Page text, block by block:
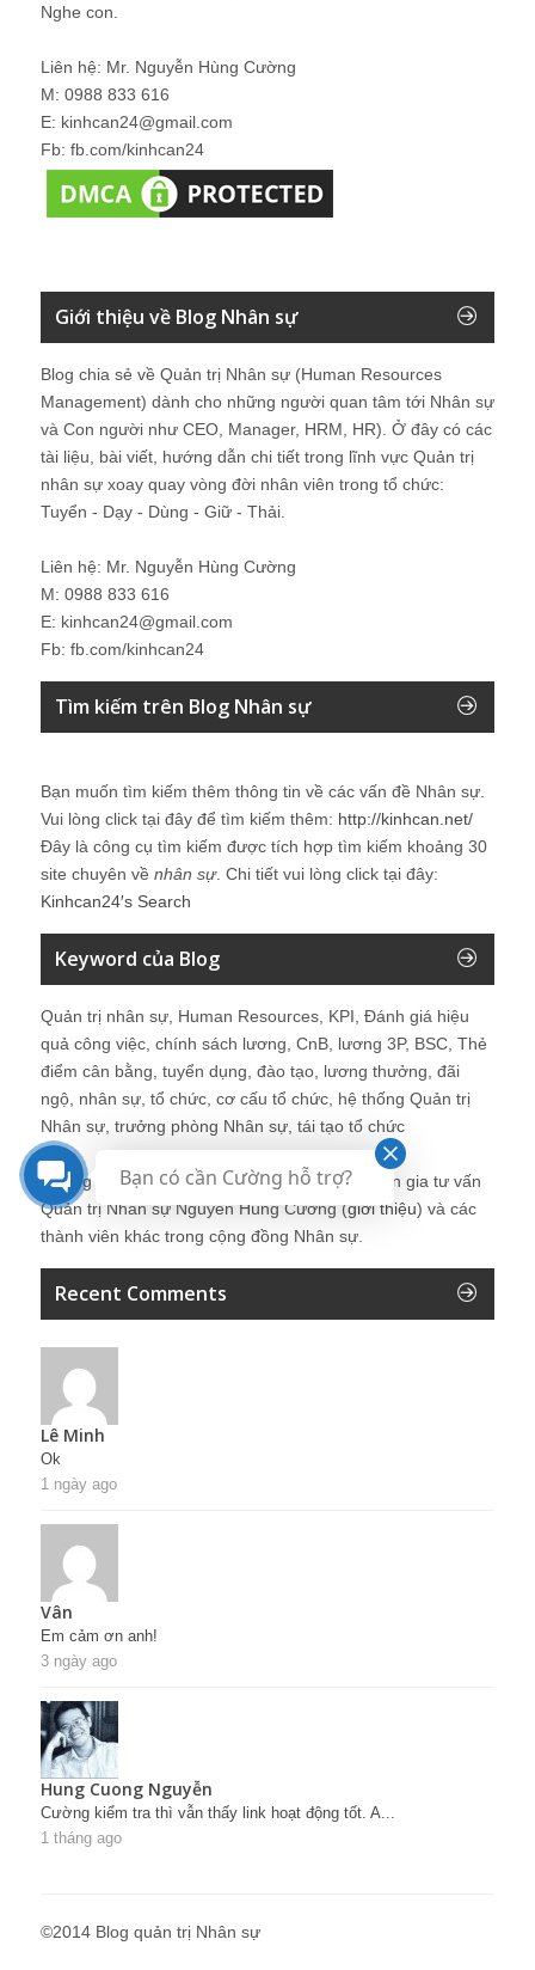
Nghe con.
Liên hệ: Mr. Nguyễn Hùng Cường
M: 0988 833 616
E: kinhcan24@gmail.com
Fb: fb.com/kinhcan24
Giới thiệu về Blog Nhân sự
Blog chia sẻ về Quản trị Nhân sự (Human Resources
Management) dành cho những người quan tâm tới Nhân sự
và Con người như CEO, Manager, HRM, HR). Ở đây có các
tài liệu, bài viết, hướng dẫn chi tiết trong lĩnh vực Quản trị
nhân sự xoay quay vòng đời nhân viên trong tổ chức:
Tuyển - Dạy - Dùng - Giữ - Thải.
Liên hệ: Mr. Nguyễn Hùng Cường
M: 0988 833 616
E: kinhcan24@gmail.com
Fb: fb.com/kinhcan24
Tìm kiếm trên Blog Nhân sự
Bạn muốn tìm kiếm thêm thông tin về các vấn đề Nhân sự
Vui lòng click tại đây để tìm kiếm thêm: http://kinhcan.net/
Đây là công cụ tìm kiếm được tích hợp tìm kiếm khoảng 30
site chuyên về nhân sự. Chi tiết vui lòng click tại đây:
Kinhcan24′s Search
Keyword của Blog
Quản trị nhân sự, Human Resources, KPI, Đánh giá hiệu
quả công việc, chính sách lương, CnB, lương 3P, BSC, Thẻ
điểm cân bằng, tuyển dụng, đào tạo, lương thưởng, đãi
ngộ, nhân sự, tổ chức, cơ cấu tổ chức, hệ thống Quản trị
Nhân sự, trưởng phòng Nhân sự, tái tạo tổ chức
Những bài viết tại blog được chia sẻ bởi chuyên gia tư vấn
Quản trị Nhân sự Nguyễn Hùng Cường (giới thiệu) và các
thành viên khác trong cộng đồng Nhân sự.
Recent Comments
Lê Minh
Ok
1 ngày ago
Vân
Em cảm ơn anh!
3 ngày ago
Hung Cuong Nguyễn
Cường kiểm tra thì vẫn thấy link hoạt động tốt. A...
1 tháng ago
©2014 Blog quản trị Nhân sự
Bạn có cần Cường hỗ trợ?